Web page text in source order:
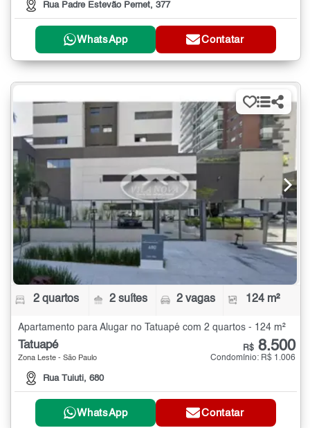
Rua Padre Estevão Pernet, 377
WhatsApp Contatar
2 quartos 2 suítes 2 vagas 124 m²
Apartamento para Alugar no Tatuapé com 2 quartos - 124 m²
Tatuapé
Zona Leste - São Paulo
Rua Tuiuti, 680
R$ 8.500
Condomínio: R$ 1.006
WhatsApp Contatar